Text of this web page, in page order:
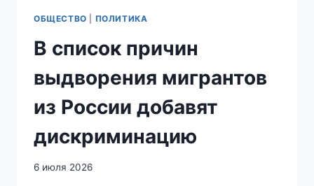
ОБЩЕСТВО ПОЛИТИКА
В список причин
выдворения мигрантов
из России добавят
дискриминацию
6 июля 2026